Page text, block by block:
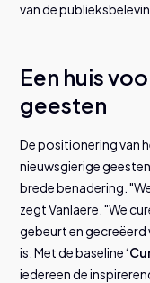
van de
Een huis
geesten
De positionering van
nieuwsgierige
brede benadering.
zegt Vanlaere. "We
gebeurt en
is. Met de baseline ‘
iedereen de